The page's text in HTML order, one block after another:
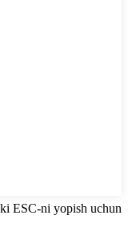
ESC-ni yopish uchun